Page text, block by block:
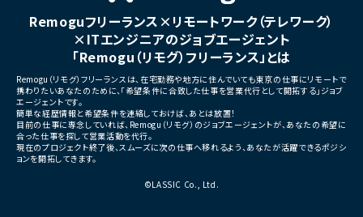
Remoguフリーランス×リモートワーク（テレワーク）
×ITエンジニアのジョブエージェント
「Remogu（リモグ）フリーランス」とは
Remogu（リモグ）フリーランスは、在宅勤務や地方に住んでいても東京の仕事にリモートで
携わりたいあなたのために、「希望条件に合致した仕事を営業代行として開拓する」ジョブ
エージェントです。
簡単な経歴情報と希望条件を連絡しておけば、あとは放置！
目前の仕事に専念していれば、Remogu（リモグ）のジョブエージェントが、あなたの希望に
合った仕事を探して営業活動を代行。
現在のプロジェクト終了後、スムーズに次の仕事へ移れるよう、あなたが活躍できるポジシ
ョンを開拓してきます。
©LASSIC Co., Ltd.